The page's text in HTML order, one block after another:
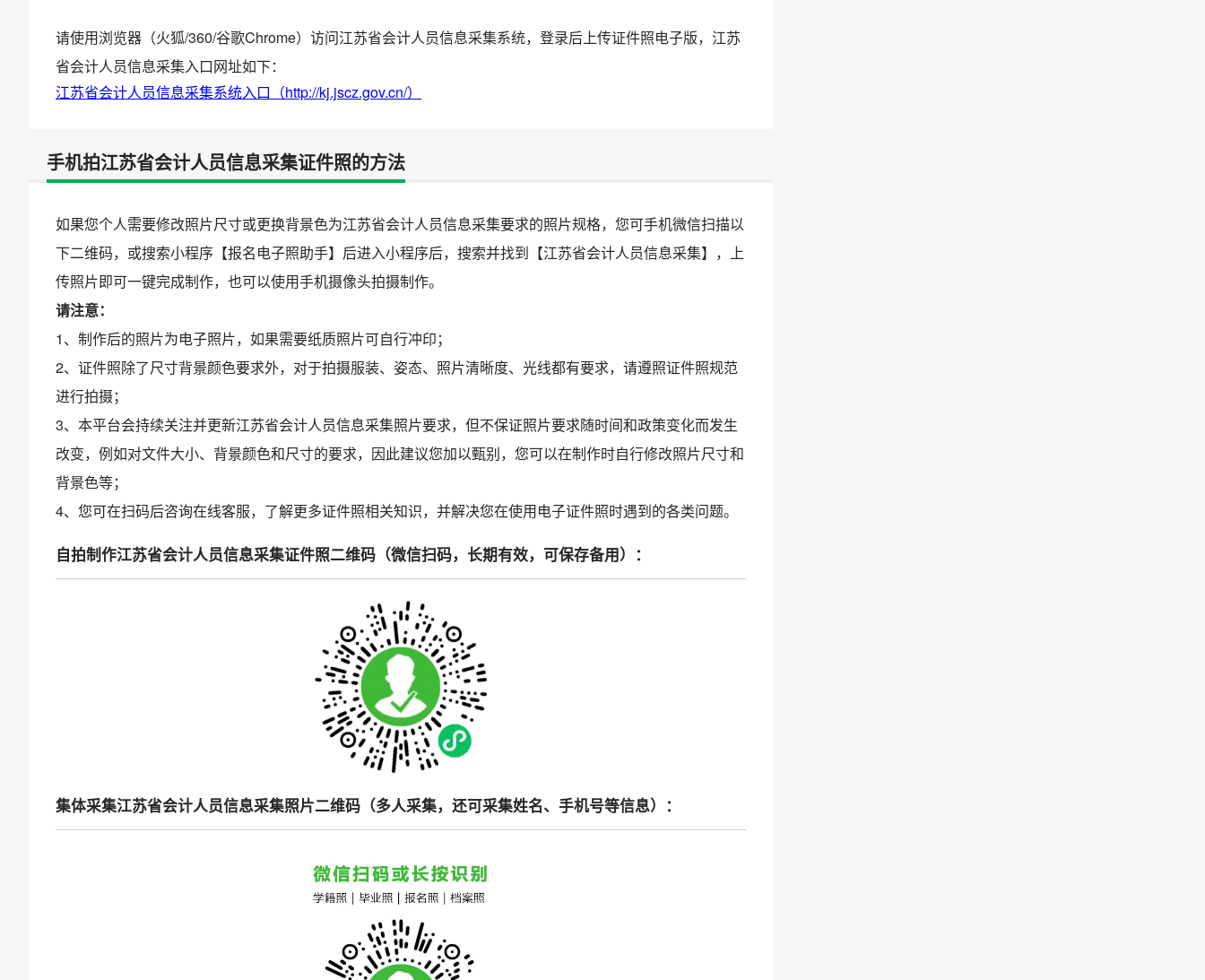
请使用浏览器（火狐/360/谷歌Chrome）访问江苏省会计人员信息采集系统，登录后上传证件照电子版，江苏
省会计人员信息采集入口网址如下：
江苏省会计人员信息采集系统入口（http://kj.jscz.gov.cn/）
手机拍江苏省会计人员信息采集证件照的方法
如果您个人需要修改照片尺寸或更换背景色为江苏省会计人员信息采集要求的照片规格，您可手机微信扫描以
下二维码，或搜索小程序【报名电子照助手】后进入小程序后，搜索并找到【江苏省会计人员信息采集】，上
传照片即可一键完成制作，也可以使用手机摄像头拍摄制作。
请注意：
1、制作后的照片为电子照片，如果需要纸质照片可自行冲印；
2、证件照除了尺寸背景颜色要求外，对于拍摄服装、姿态、照片清晰度、光线都有要求，请遵照证件照规范
进行拍摄；
3、本平台会持续关注并更新江苏省会计人员信息采集照片要求，但不保证照片要求随时间和政策变化而发生
改变，例如对文件大小、背景颜色和尺寸的要求，因此建议您加以甄别，您可以在制作时自行修改照片尺寸和
背景色等；
4、您可在扫码后咨询在线客服，了解更多证件照相关知识，并解决您在使用电子证件照时遇到的各类问题。
自拍制作江苏省会计人员信息采集证件照二维码（微信扫码，长期有效，可保存备用）：
集体采集江苏省会计人员信息采集照片二维码（多人采集，还可采集姓名、手机号等信息）：